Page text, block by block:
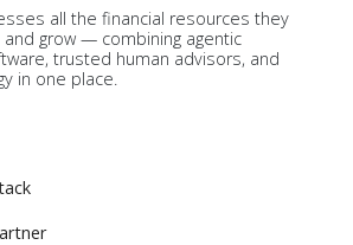
all the financial resources they
grow — combining agentic
trusted human advisors, and
in one place.